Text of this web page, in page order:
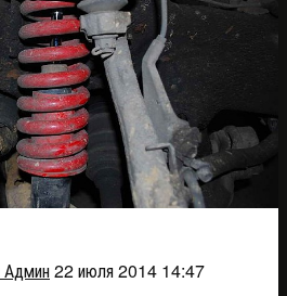
Админ22 июля 2014 14:47